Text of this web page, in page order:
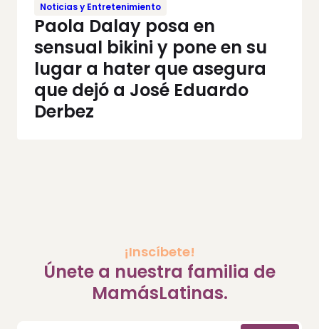
Noticias y Entretenimiento
Paola Dalay posa en
sensual bikini y pone en su
lugar a hater que asegura
que dejó a José Eduardo
Derbez
¡Inscíbete!
Únete a nuestra familia de
MamásLatinas.